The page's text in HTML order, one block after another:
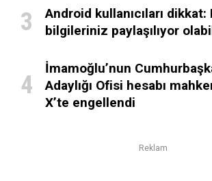
Android kullanıcıları dikkat:
bilgileriniz paylaşılıyor
İmamoğlu’nun
Adaylığı Ofisi hesabı
X’te engellendi
Reklam